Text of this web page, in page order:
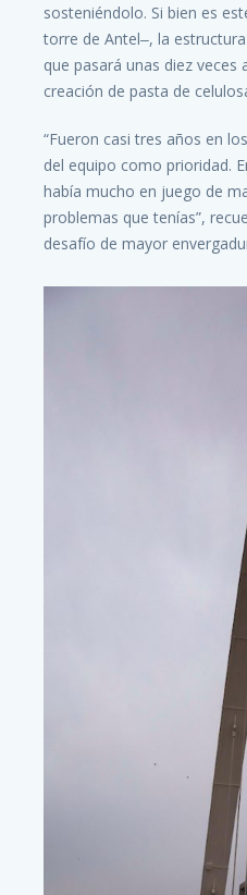
sosteniéndolo. Si bien es
torre de Antel‒, la
que pasará unas diez
creación de pasta de
“Fueron casi tres años en
del equipo como prioridad.
había mucho en juego de
problemas que tenías”,
desafío de mayor